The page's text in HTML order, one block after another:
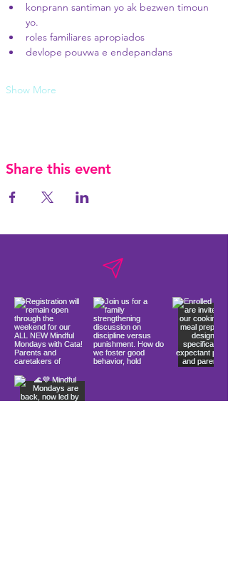
konprann santiman yo ak bezwen timoun
yo.
roles familiares apropiados
devlope pouvwa e endepandans
Show More
Share this event